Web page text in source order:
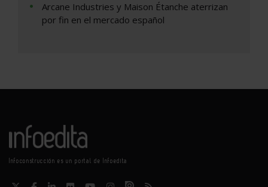
Arcane Industries y Maison Étanche aterrizan
por fin en el mercado español
Infoconstrucción es un portal de Infoedita